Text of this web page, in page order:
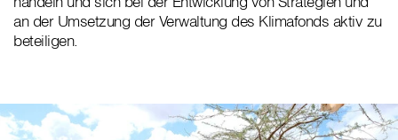
an der Umsetzung der Verwaltung des Klimafonds aktiv zu
beteiligen.